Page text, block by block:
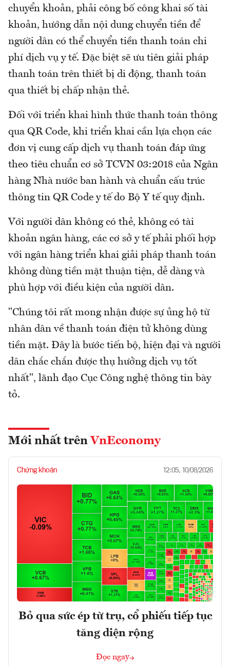
chuyển khoản, phải công bố công khai số tài
khoản, hướng dẫn nội dung chuyển tiền để
người dân có thể chuyển tiền thanh toán chi
phí dịch vụ y tế. Đặc biệt sẽ ưu tiên giải pháp
thanh toán trên thiết bị di động, thanh toán
qua thiết bị chấp nhận thẻ.
Đối với triển khai hình thức thanh toán thông
qua QR Code, khi triển khai cần lựa chọn các
đơn vị cung cấp dịch vụ thanh toán đáp ứng
theo tiêu chuẩn cơ sở TCVN 03:2018 của Ngân
hàng Nhà nước ban hành và chuẩn cấu trúc
thông tin QR Code y tế do Bộ Y tế quy định.
Với người dân không có thẻ, không có tài
khoản ngân hàng, các cơ sở y tế phải phối hợp
với ngân hàng triển khai giải pháp thanh toán
không dùng tiền mặt thuận tiện, dễ dàng và
phù hợp với điều kiện của người dân.
"Chúng tôi rất mong nhận được sự ủng hộ từ
nhân dân về thanh toán điện tử không dùng
tiền mặt. Đây là bước tiến bộ, hiện đại và người
dân chắc chắn được thụ hưởng dịch vụ tốt
nhất", lãnh đạo Cục Công nghệ thông tin bày
tỏ.
Mới nhất trên VnEconomy
Chứng khoán 12:05, 10/08/2026
Bỏ qua sức ép từ trụ, cổ phiếu tiếp tục
tăng diện rộng
Đọc ngay